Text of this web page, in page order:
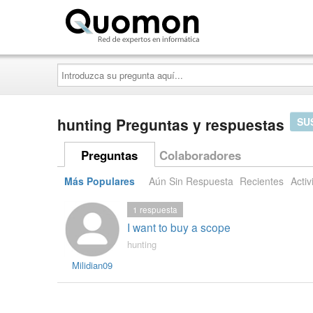
Introduzca
su
pregunta
aquí...
hunting Preguntas y respuestas
Preguntas Colaboradores
Más Populares Aún Sin Respuesta Recientes
Milidian09
I want to buy a scope
1 respuesta
hunting